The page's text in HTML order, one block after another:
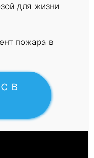
для жизни
пожара в
в